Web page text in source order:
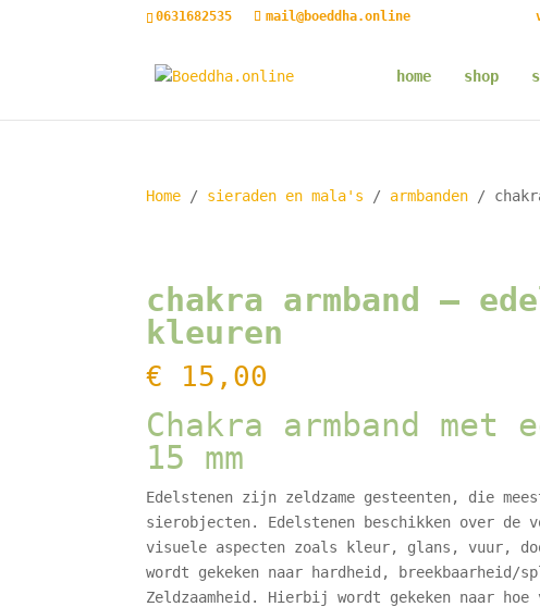
0631682535 mail@boeddha.online
home shop
Home / sieraden en mala's / armbanden /
chakra armband –
kleuren
€ 15,00
Chakra armband met
15 mm
Edelstenen zijn zeldzame gesteenten, die
sierobjecten. Edelstenen beschikken over de
visuele aspecten zoals kleur, glans, vuur,
wordt gekeken naar hardheid, breekbaarheid/
Zeldzaamheid. Hierbij wordt gekeken naar